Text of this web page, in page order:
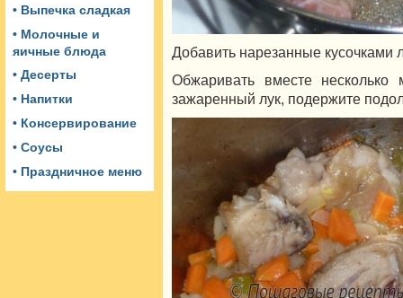
• Выпечка сладкая
• Молочные и
яичные блюда
• Десерты
• Напитки
• Консервирование
• Соусы
• Праздничное меню
Добавить нарезанные кусочками
Обжаривать вместе
зажаренный лук, подержите